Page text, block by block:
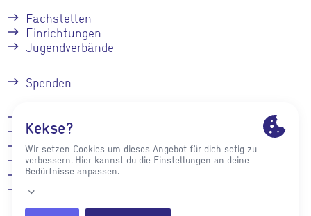
Fachstellen
Einrichtungen
Jugendverbände
Spenden
Stellenangebote
Presse
Impressum
Datenschutz
Intranet für
Mitarbeiter*innen